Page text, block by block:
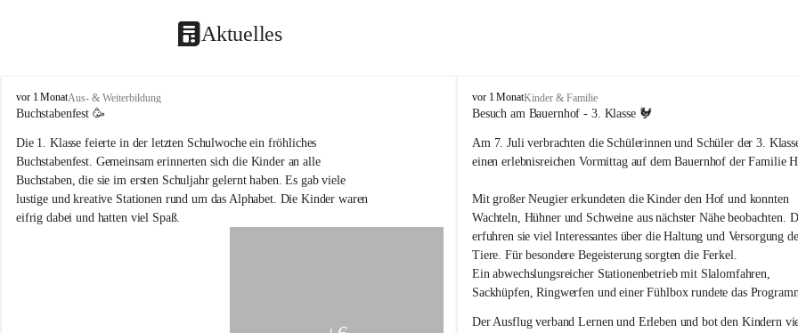
Aktuelles
V
o
k
s
s
c
h
u
vor 1 MonatAus- & Weiterbildung
Buchstabenfest 🥳
Die 1. Klasse feierte in der letzten Schulwoche ein fröhliches
Buchstabenfest. Gemeinsam erinnerten sich die Kinder an alle
Buchstaben, die sie im ersten Schuljahr gelernt haben. Es gab viele
lustige und kreative Stationen rund um das Alphabet. Die Kinder waren
eifrig dabei und hatten viel Spaß.
V
o
k
s
c
h
u
l
e
G
a
e
vor 1 MonatKinder & Familie
Besuch am Bauernhof - 3. Klasse 🐓
Am 7. Juli verbrachten die Schülerinnen und Schüler der 3.
einen erlebnisreichen Vormittag auf dem Bauernhof der Familie
Mit großer Neugier erkundeten die Kinder den Hof und konnten
Wachteln, Hühner und Schweine aus nächster Nähe beobachten.
erfuhren sie viel Interessantes über die Haltung und Versorgung
Tiere. Für besondere Begeisterung sorgten die Ferkel.
Ein abwechslungsreicher Stationenbetrieb mit Slalomfahren,
Sackhüpfen, Ringwerfen und einer Fühlbox rundete das
Der Ausflug verband Lernen und Erleben und bot den Kindern